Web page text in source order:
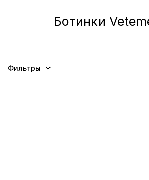
Ботинки
Фильтры